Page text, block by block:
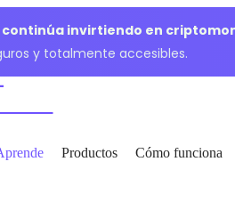
invirtiendo en
y totalmente accesibles.
Productos Cómo funciona